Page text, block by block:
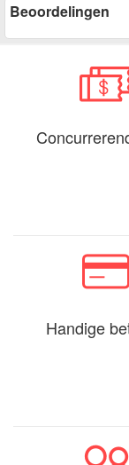
Beoordelingen
Handige